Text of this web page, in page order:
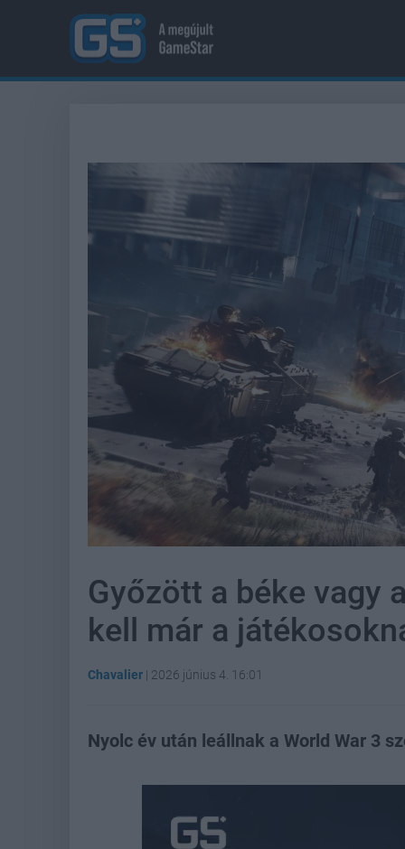
Győzött a béke vagy
kell már a
Chavalier | 2026 június 4. 16:01
Nyolc év után leállnak a World War 3